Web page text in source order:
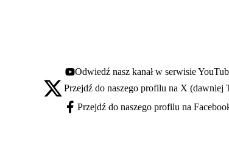
Youtube - otwiera się w nowej karcie
Odwiedź nasz kanał w serwisie
X - otwiera się w nowej karcie
Przejdź do naszego profilu na X (dawniej
Facebook - otwiera się w nowej karcie
Przejdź do naszego profilu na